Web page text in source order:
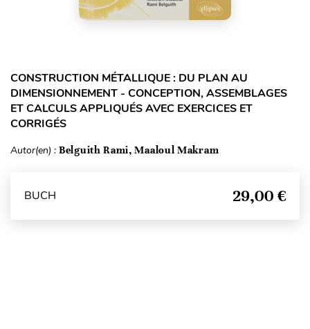
CONSTRUCTION MÉTALLIQUE : DU PLAN AU
DIMENSIONNEMENT - CONCEPTION, ASSEMBLAGES
ET CALCULS APPLIQUÉS AVEC EXERCICES ET
CORRIGÉS
Autor(en) : Belguith Rami, Maaloul Makram
BUCH 29,00 €